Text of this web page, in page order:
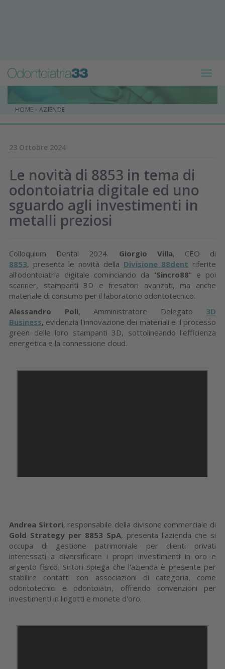
HOME - AZIENDE
23 Ottobre 2024
Le novità di 8853 in tema di
odontoiatria digitale ed uno
sguardo agli investimenti in
metalli preziosi
Colloquium Dental 2024. Giorgio Villa, CEO di
8853, presenta le novità della Divisione 88dent riferite
all'odontoiatria digitale cominciando da "Sincro88" e poi
scanner, stampanti 3D e fresatori avanzati, ma anche
materiale di consumo per il laboratorio odontotecnico.
Alessandro Poli, Amministratore Delegato 3D
Business, evidenzia l'innovazione dei materiali e il processo
green delle loro stampanti 3D, sottolineando l'efficienza
energetica e la connessione cloud.
Andrea Sirtori, responsabile della divisone commerciale di
Gold Strategy per 8853 SpA, presenta l'azienda che si
occupa di gestione patrimoniale per clienti privati
interessati a diversificare i propri investimenti in oro e
argento fisico. Sirtori spiega che l'azienda è presente per
stabilire contatti con associazioni di categoria, come
odontotecnici e odontoiatri, offrendo convenzioni per
investimenti in lingotti e monete d'oro.